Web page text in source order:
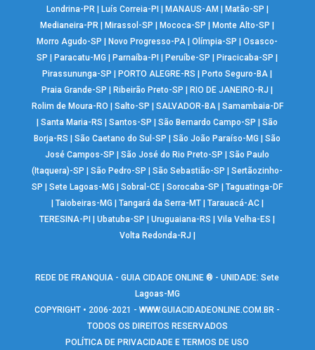
Londrina-PR| Luís Correia-PI MANAUS-AM Matão-SP
Medianeira-PR
Mirassol-SP Mococa-SP Monte Alto-SP
Morro Agudo-SP
Novo Progresso-PA |Olímpia-SP |Osasco-
SP
Paracatu-MG Parnaíba-PI Peruíbe-SP Piracicaba-SP
Pirassununga-SP
PORTO ALEGRE-RS Porto Seguro-BA
Praia Grande-SP
Ribeirão Preto-SP RIO DE JANEIRO-RJ
Rolim de Moura-RO
Salto-SP SALVADOR-BA| Samambaia-DF
|Santa Maria-RS |Santos-SP |São Bernardo Campo-SP |São
Borja-RS
|São Caetano do Sul-SP |São João Paraíso-MG |São
José Campos-SP
|São José do Rio Preto-SP |São Paulo
(Itaquera)-SP
|São Pedro-SP |São Sebastião-SP |Sertãozinho-
SP
|Sete Lagoas-MG |Sobral-CE |Sorocaba-SP |Taguatinga-DF
Taiobeiras-MG Tangará da Serra-MT| Tarauacá-AC|
TERESINA-PI
|Ubatuba-SP |Uruguaiana-RS |Vila Velha-ES
Volta Redonda-RJ
REDE DE FRANQUIA - GUIA CIDADE ONLINE ® - UNIDADE: Sete
Lagoas-MG
COPYRIGHT • 2006-2021 -WWW.GUIACIDADEONLINE.COM.BR -
TODOS OS DIREITOS RESERVADOS
POLÍTICA DE PRIVACIDADE E TERMOS DE USO